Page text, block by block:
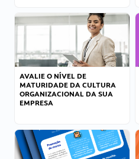
AVALIE O NÍVEL DE
MATURIDADE DA CULTURA
ORGANIZACIONAL DA SUA
EMPRESA